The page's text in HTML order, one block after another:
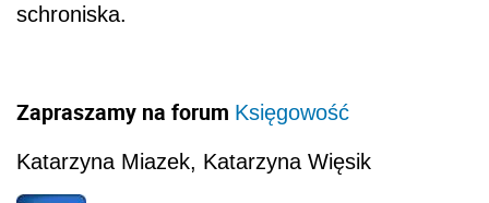
schroniska.
Zapraszamy na forum Księgowość
Katarzyna Miazek, Katarzyna Więsik